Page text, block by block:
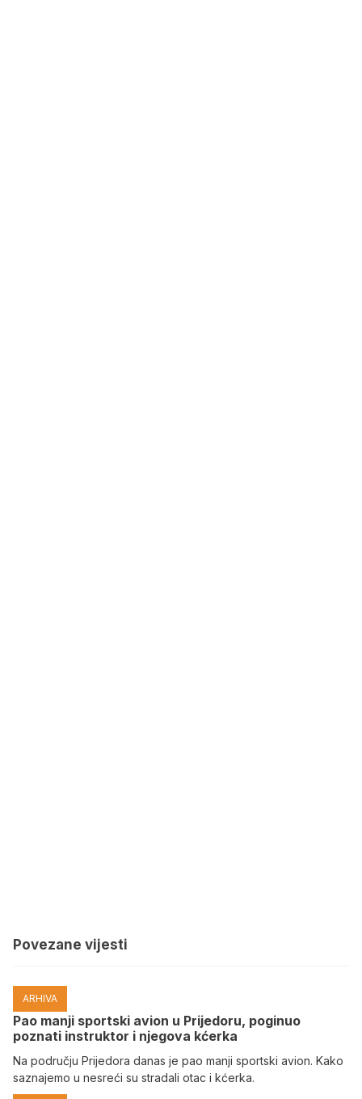
Povezane vijesti
ARHIVA
Pao manji sportski avion u Prijedoru, poginuo
poznati instruktor i njegova kćerka
Na području Prijedora danas je pao manji sportski avion. Kako
saznajemo u nesreći su stradali otac i kćerka.